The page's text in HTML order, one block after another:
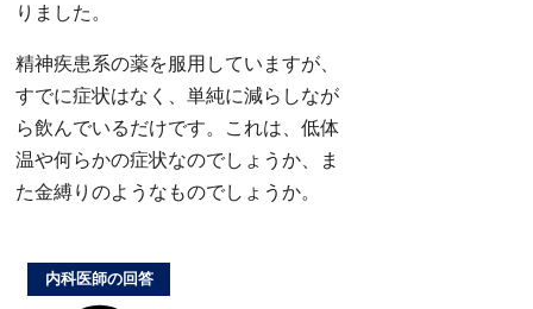
りました。
精神疾患系の薬を服用していますが、
すでに症状はなく、単純に減らしなが
ら飲んでいるだけです。これは、低体
温や何らかの症状なのでしょうか、ま
た金縛りのようなものでしょうか。
内科医師の回答